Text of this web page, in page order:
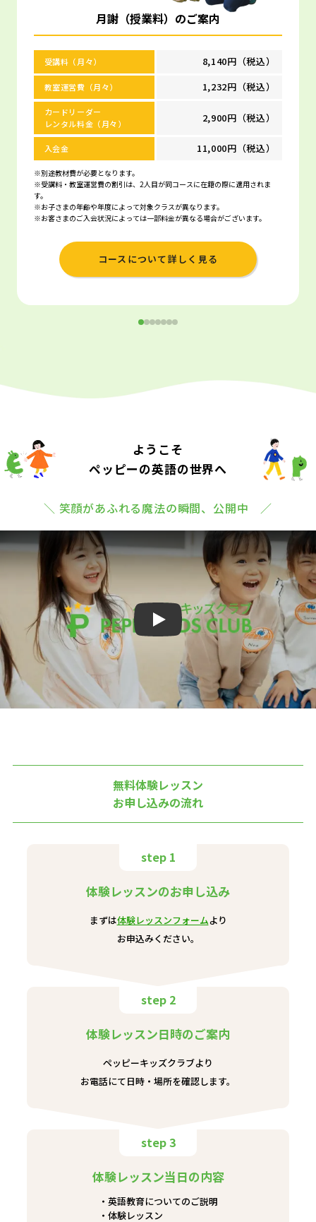
月謝（授業料）のご案内
受講料（月々） 8,140円（税込）
教室運営費（月々） 1,232円（税込）
カードリーダー
レンタル料金（月々）
2,900円（税込）
入会金 11,000円（税込）
※別途教材費が必要となります。
※受講料・教室運営費の割引は、2人目が同コースに在籍の際に適用されま
す。
※お子さまの年齢や年度によって対象クラスが異なります。
※お客さまのご入会状況によっては一部料金が異なる場合がございます。
コースについて詳しく見る
ようこそ
ペッピーの英語の世界へ
＼ 笑顔があふれる魔法の瞬間、公開中 ／
Play
無料体験レッスン
お申し込みの流れ
step 1
体験レッスンのお申し込み
まずは体験レッスンフォームより
お申込みください。
step 2
体験レッスン日時のご案内
ペッピーキッズクラブより
お電話にて日時・場所を確認します。
step 3
体験レッスン当日の内容
英語教育についてのご説明
体験レッスン